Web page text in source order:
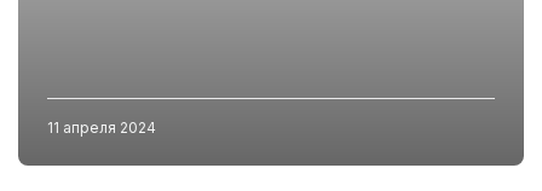
11 апреля 2024